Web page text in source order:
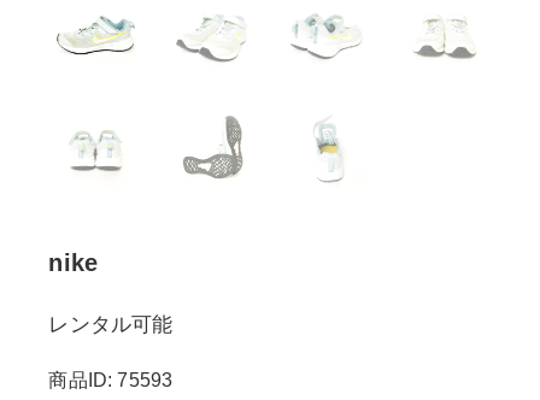
nike
レンタル可能
商品ID: 75593